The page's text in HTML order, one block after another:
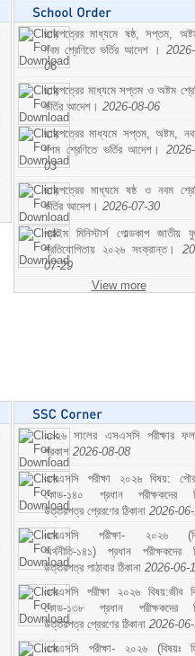
ছাড়পত্রের মাধ্যমে ষষ্ঠ, সপ্তম,
নবম শ্রেণিতে ভর্তির আদেশ ।
06
ছাড়পত্রের মাধ্যমে সপ্তম ও অষ্টম
ভর্তির আদেশ। 2026-08-06
ছাড়পত্রের মাধ্যমে সপ্তম, অষ্টম,
দশম শ্রেণিতে ভর্তির আদেশ।
03
ছাড়পত্রের মাধ্যমে ষষ্ঠ ও নবম
ভর্তির আদেশ। 2026-07-30
প্রাইম মিনিস্টার্স গোল্ডকাপ জাতীয়
প্রতিযোগিতায় ২০২৬ সংক্রান্ত।
07-29
View more
২০২৬ সালের এসএসসি পরীক্ষার
প্রকাশ 2026-08-08
এসএসসি পরীক্ষা ২০২৬ বিষয়:
কোড-১৪০ প্রধান পরীক্ষকদের
উত্তরপত্র প্রেরণের ঠিকানা 2026-
এসএসসি পরীক্ষা- ২০২৬
অর্থনীতি-১৪১) প্রধান পরীক্ষকদের
উত্তরপত্র পাঠাবার ঠিকানা 2026-06-
এসএসসি পরীক্ষা ২০২৬ বিষয়:জীব
কোড-১৩৮ প্রধান পরীক্ষকদের
উত্তরপত্র প্রেরণের ঠিকানা 2026-
এসএসসি পরীক্ষা- ২০২৬ (বিষয়ঃ